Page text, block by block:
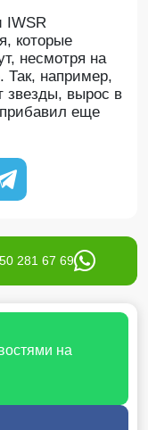
IWSR
которые
несмотря на
Так, например,
звезды, вырос в
еще
281 67 69
на